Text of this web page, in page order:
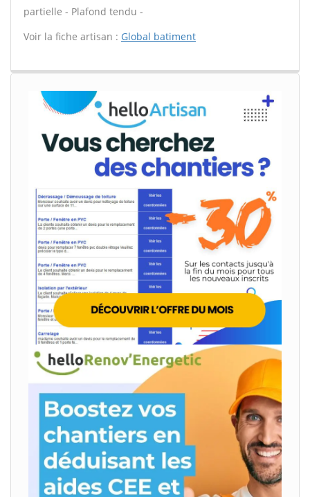
partielle - Plafond tendu -
Voir la fiche artisan : Global batiment